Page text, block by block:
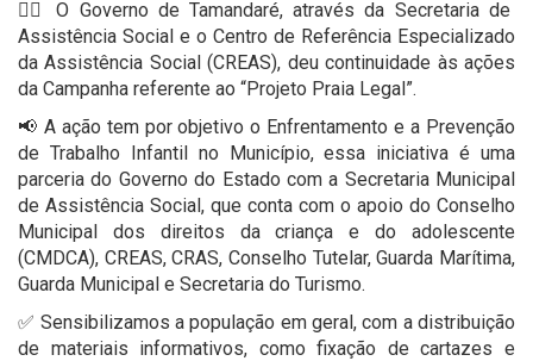
👉🏻 O Governo de Tamandaré, através da Secretaria de
Assistência Social e o Centro de Referência Especializado
da Assistência Social (CREAS), deu continuidade às ações
da Campanha referente ao “Projeto Praia Legal”.
📢 A ação tem por objetivo o Enfrentamento e a Prevenção
de Trabalho Infantil no Município, essa iniciativa é uma
parceria do Governo do Estado com a Secretaria Municipal
de Assistência Social, que conta com o apoio do Conselho
Municipal dos direitos da criança e do adolescente
(CMDCA), CREAS, CRAS, Conselho Tutelar, Guarda Marítima,
Guarda Municipal e Secretaria do Turismo.
✅ Sensibilizamos a população em geral, com a distribuição
de materiais informativos, como fixação de cartazes e